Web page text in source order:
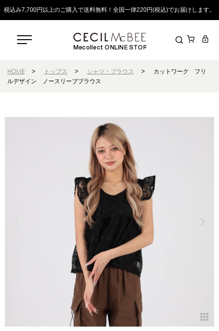
税込み7,700円以上のご購入で送料無料！全国一律220円(税込)でお届けします。
Mecollect ONLINE STORE
HOME > トップス > シャツ・ブラウス >
カットワーク フリ
ルデザイン ノースリーブブラウス